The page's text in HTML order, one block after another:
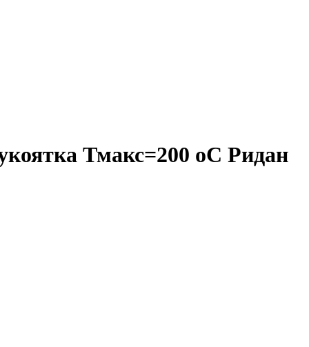
Тмакс=200 оС Ридан